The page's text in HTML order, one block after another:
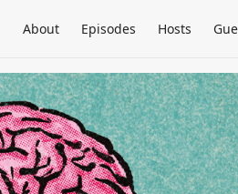
About Episodes Hosts